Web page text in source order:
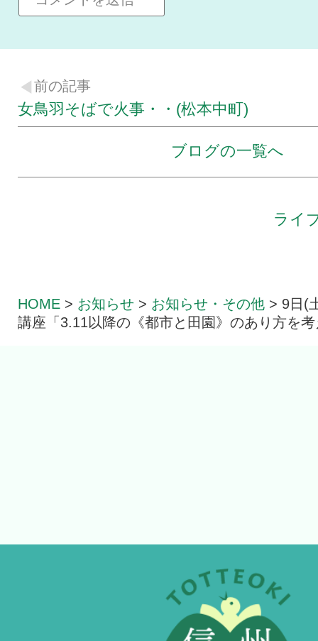
前の記事
女鳥羽そばで火事・・(松本中町)
ブログの一覧へ
ライ
HOME > お知らせ > お知らせ・その他 > 9日(
講座「3.11以降の《都市と田園》のあり方を